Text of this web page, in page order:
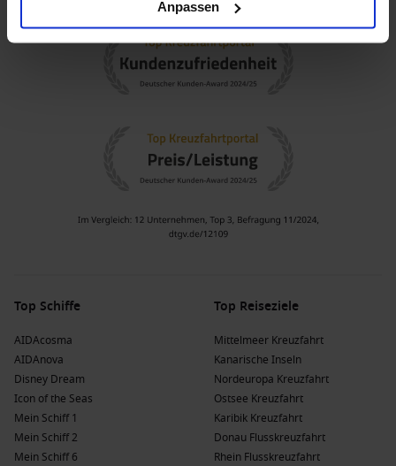
Anpassen
Top Schiffe
AIDAcosma
AIDAnova
Disney Dream
Icon of the Seas
Mein Schiff 1
Mein Schiff 2
Mein Schiff 6
Top Reiseziele
Mittelmeer Kreuzfahrt
Kanarische Inseln
Nordeuropa Kreuzfahrt
Ostsee Kreuzfahrt
Karibik Kreuzfahrt
Donau Flusskreuzfahrt
Rhein Flusskreuzfahrt